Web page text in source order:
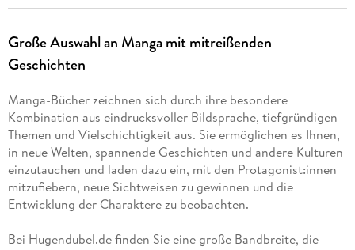
Große Auswahl an Manga mit mitreißenden
Geschichten
Manga-Bücher zeichnen sich durch ihre besondere
Kombination aus eindrucksvoller Bildsprache, tiefgründigen
Themen und Vielschichtigkeit aus. Sie ermöglichen es Ihnen,
in neue Welten, spannende Geschichten und andere Kulturen
einzutauchen und laden dazu ein, mit den Protagonist:innen
mitzufiebern, neue Sichtweisen zu gewinnen und die
Entwicklung der Charaktere zu beobachten.
Bei Hugendubel.de finden Sie eine große Bandbreite, die